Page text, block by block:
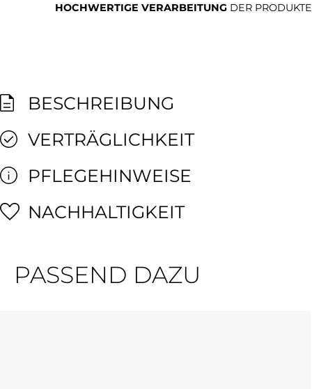
HOCHWERTIGE VERARBEITUNG DER PRODUKTE
BESCHREIBUNG
VERTRÄGLICHKEIT
PFLEGEHINWEISE
NACHHALTIGKEIT
PASSEND DAZU